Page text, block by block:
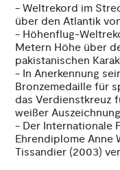
- Weltrekord im
über den Atlantik
- Höhenflug-
Metern Höhe über
pakistanischen
- In Anerkennung
Bronzemedaille für
das Verdienstkreuz
weißer
- Der Internationale
Ehrendiplome Anne
Tissandier (2003)